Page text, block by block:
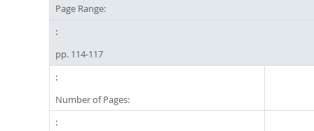
Page Range:
pp. 114-117
Number of Pages: